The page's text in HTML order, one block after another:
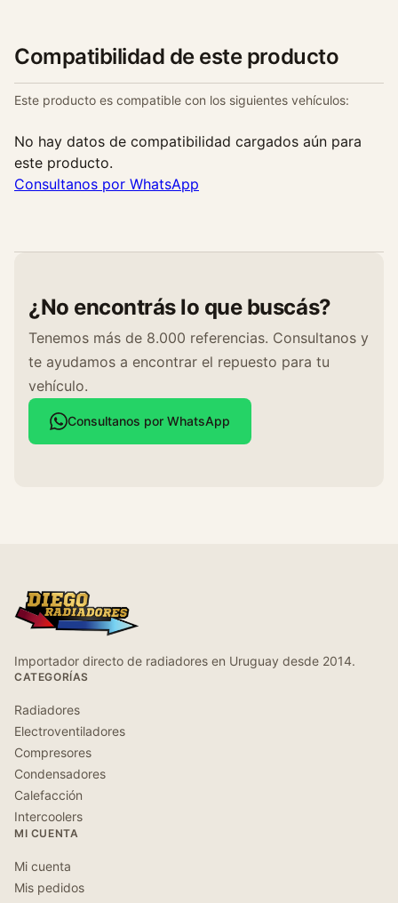
Compatibilidad de este producto
Este producto es compatible con los siguientes vehículos:
No hay datos de compatibilidad cargados aún para
este producto.
Consultanos por WhatsApp
¿No encontrás lo que buscás?
Tenemos más de 8.000 referencias. Consultanos y
te ayudamos a encontrar el repuesto para tu
vehículo.
Consultanos por WhatsApp
Importador directo de radiadores en Uruguay desde 2014.
CATEGORÍAS
Radiadores
Electroventiladores
Compresores
Condensadores
Calefacción
Intercoolers
MI CUENTA
Mi cuenta
Mis pedidos